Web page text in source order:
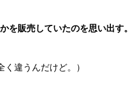
を販売していたのを思い出す。
違うんだけど。）